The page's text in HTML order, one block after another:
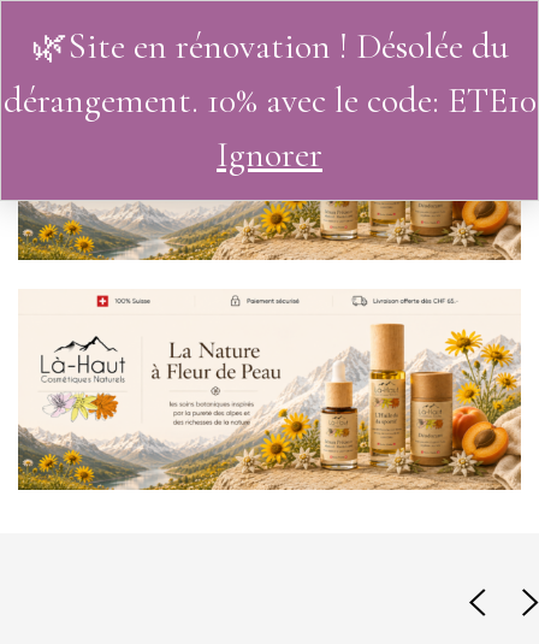
0
🌿Site en rénovation ! Désolée du
dérangement. 10% avec le code: ETE10
Ignorer